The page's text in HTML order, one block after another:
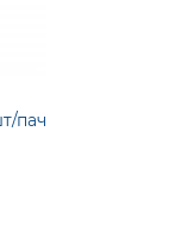
пач